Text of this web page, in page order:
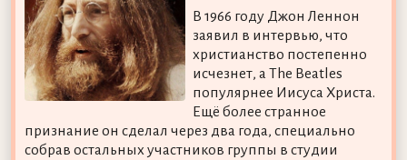
В 1966 году Джон Леннон
заявил в интервью, что
христианство постепенно
исчезнет, а The Beatles
популярнее Иисуса Христа.
Ещё более странное
признание он сделал через два года, специально
собрав остальных участников группы в студии